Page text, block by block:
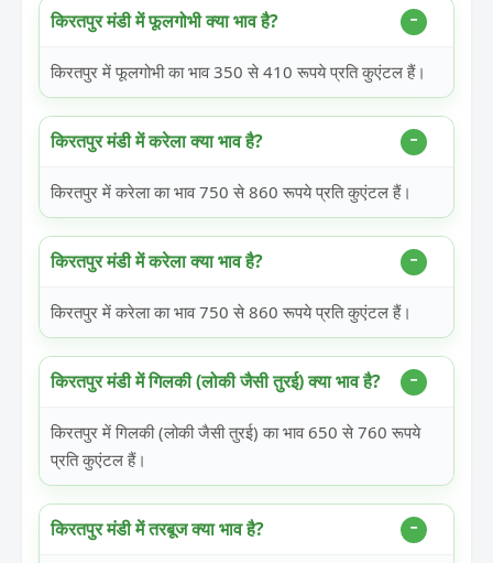
किरतपुर मंडी में फूलगोभी क्या भाव है?
किरतपुर में फूलगोभी का भाव 350 से 410 रूपये प्रति कुएंटल हैं।
किरतपुर मंडी में करेला क्या भाव है?
किरतपुर में करेला का भाव 750 से 860 रूपये प्रति कुएंटल हैं।
किरतपुर मंडी में करेला क्या भाव है?
किरतपुर में करेला का भाव 750 से 860 रूपये प्रति कुएंटल हैं।
किरतपुर मंडी में गिलकी (लोकी जैसी तुरई) क्या भाव है?
किरतपुर में गिलकी (लोकी जैसी तुरई) का भाव 650 से 760 रूपये
प्रति कुएंटल हैं।
किरतपुर मंडी में तरबूज क्या भाव है?